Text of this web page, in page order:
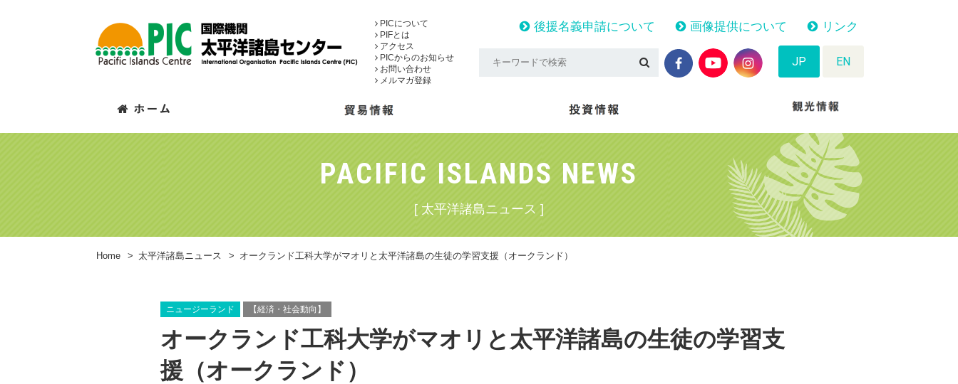
PICについて
PIFとは
アクセス
PICからのお知らせ
お問い合わせ
メルマガ登録
後援名義申請について 画像提供について リンク
JP EN
PACIFIC ISLANDS NEWS
[ 太平洋諸島ニュース ]
Home > 太平洋諸島ニュース > オークランド工科大学がマオリと太平洋諸島の生徒の学習支援（オークランド）
ニュージーランド 【経済・社会動向】
オークランド工科大学がマオリと太平洋諸島の生徒の学習支
援（オークランド）